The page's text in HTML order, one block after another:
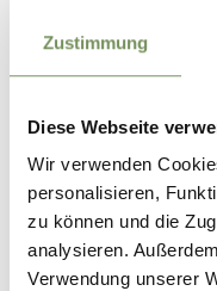
Zustimmung
Diese Webseite
Wir verwenden
personalisieren,
zu können und die
analysieren.
Verwendung unserer